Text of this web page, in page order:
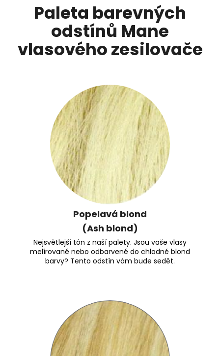
Paleta barevných
odstínů Mane
vlasového zesilovače
Popelavá blond
(Ash blond)
Nejsvětlejší tón z naší palety. Jsou vaše vlasy
melírované nebo odbarvené do chladné blond
barvy? Tento odstín vám bude sedět.